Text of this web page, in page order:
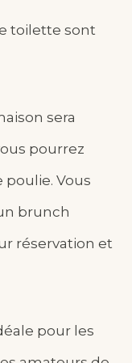
toilette sont
sera
pourrez
poulie. Vous
brunch
réservation et
pour les